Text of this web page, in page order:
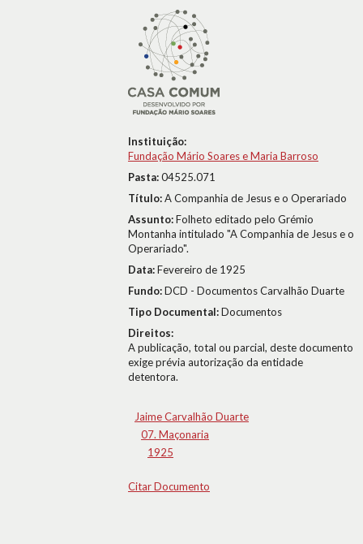
Instituição:
Fundação Mário Soares e Maria Barroso
Pasta:04525.071
Título:A Companhia de Jesus e o Operariado
Assunto:Folheto editado pelo Grémio
Montanha intitulado "A Companhia de Jesus e o
Operariado".
Data:Fevereiro de 1925
Fundo:DCD - Documentos Carvalhão Duarte
Tipo Documental:Documentos
Direitos:
A publicação, total ou parcial, deste documento
exige prévia autorização da entidade
detentora.
Jaime Carvalhão Duarte
07. Maçonaria
1925
Citar Documento